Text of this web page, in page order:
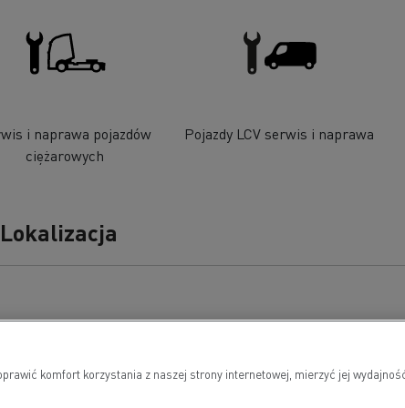
i naprawa pojazdów
ciężarowych
Pojazdy LCV serwis i naprawa
Lokalizacja
komfort korzystania z naszej strony internetowej, mierzyć jej